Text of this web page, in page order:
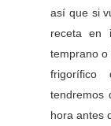
así que si
receta en
temprano
frigorífico
tendremos
hora antes